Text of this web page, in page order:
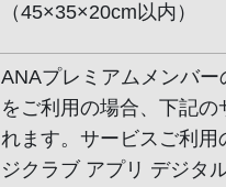
（45×35×20cm以内）
ANAプレミアムメンバー
をご利用の場合、下記
れます。サービスご利用
ジクラブ アプリ デジタ